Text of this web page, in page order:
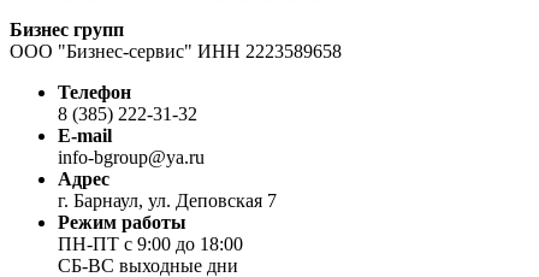
Бизнес групп
ООО "Бизнес-сервис" ИНН 2223589658
Телефон
8 (385) 222-31-32
E-mail
info-bgroup@ya.ru
Адрес
г. Барнаул, ул. Деповская 7
Режим работы
ПН-ПТ с 9:00 до 18:00
СБ-ВС выходные дни